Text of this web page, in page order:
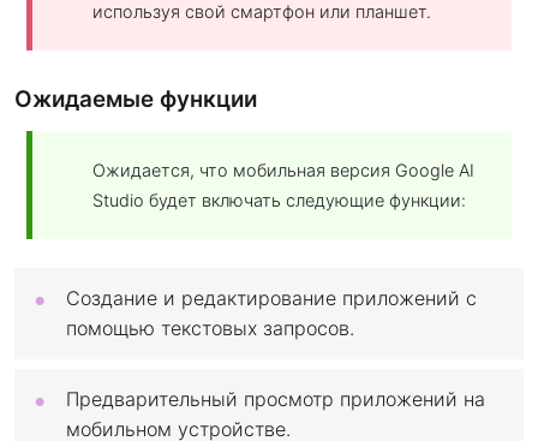
используя свой смартфон или планшет.
Ожидаемые функции
Ожидается, что мобильная версия Google AI
Studio будет включать следующие функции:
Создание и редактирование приложений с
помощью текстовых запросов.
Предварительный просмотр приложений на
мобильном устройстве.